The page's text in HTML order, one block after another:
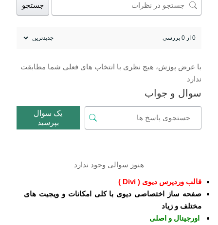
جستجو
0 از 0 بررسی
با عرض پوزش، هیچ نظری با انتخاب های فعلی شما مطابقت
ندارد
سوال و جواب
یک سوال
بپرسید
هنوز سوالی وجود ندارد
قالب وردپرس دیوی ( Divi )
صفحه ساز اختصاصی دیوی با کلی امکانات و ویجیت های
مختلف و زیاد
اورجینال و اصلی